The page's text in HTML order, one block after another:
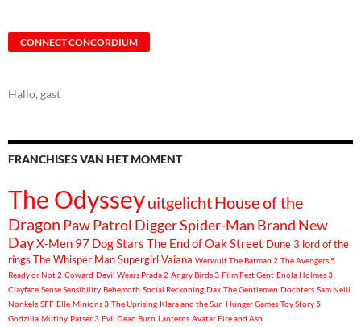
CONNECT CONCORDIUM
Hallo, gast
FRANCHISES VAN HET MOMENT
The OdysseyuitgelichtHouse of the
Dragon Paw Patrol DiggerSpider-Man Brand New
DayX-Men 97 Dog Stars The End of Oak Street Dune 3 lord of the
rings The Whisper Man Supergirl Vaiana Werwulf The Batman 2 The Avengers 5
Ready or Not 2 Coward Devil Wears Prada 2 Angry Birds 3 Film Fest Gent Enola Holmes 3
Clayface Sense Sensibility Behemoth Social Reckoning Dax The Gentlemen Dochters Sam Neill
Nonkels SFF Elle Minions 3 The Uprising Klara and the Sun Hunger Games Toy Story 5
Godzilla Mutiny Patser 3 Evil Dead Burn Lanterns Avatar Fire and Ash